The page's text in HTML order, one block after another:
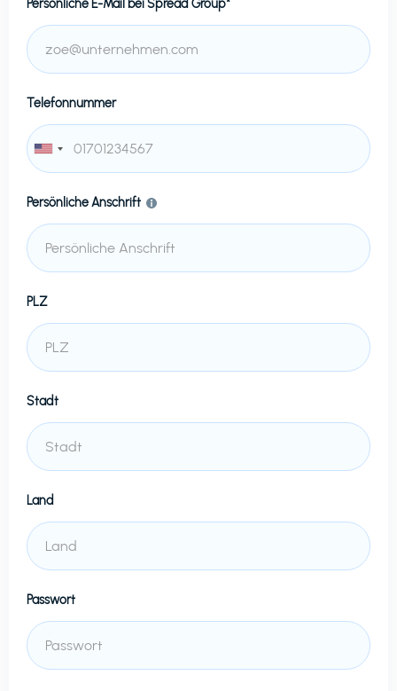
Persönliche E-Mail beiSpread Group*
Telefonnummer
Persönliche Anschrift
PLZ
Stadt
Land
Passwort